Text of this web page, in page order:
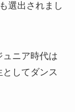
選出されまし
ュニア時代は
してダンス